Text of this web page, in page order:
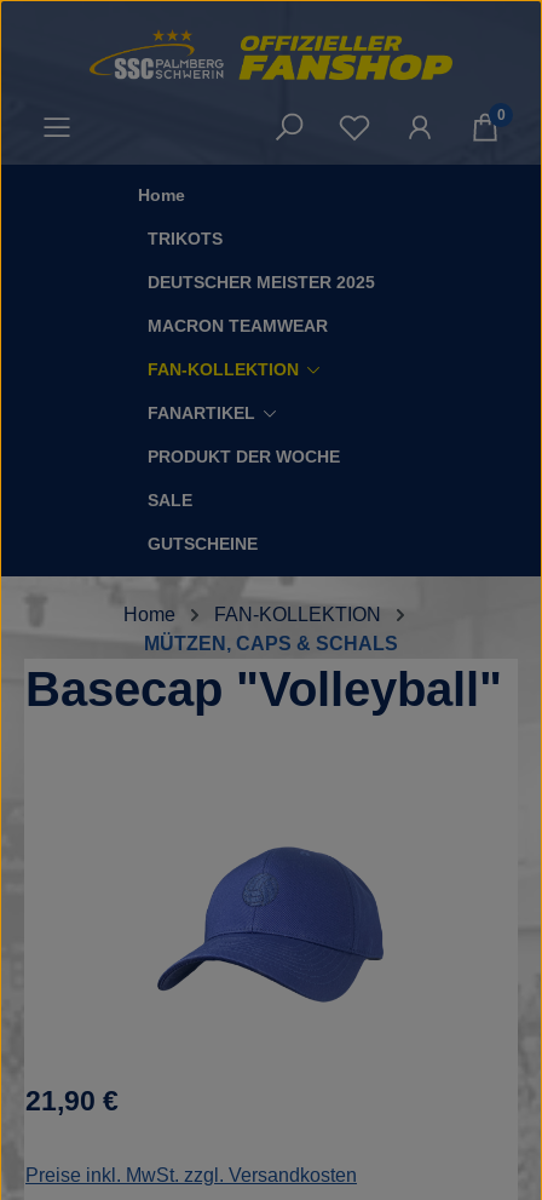
Zum Hauptinhalt springen
Du hast 0 0
Home
TRIKOTS
DEUTSCHER MEISTER 2025
MACRON TEAMWEAR
FAN-KOLLEKTION
FANARTIKEL
PRODUKT DER WOCHE
SALE
GUTSCHEINE
Home
FAN-KOLLEKTION
MÜTZEN, CAPS & SCHALS
Basecap "Volleyball"
Regulärer Preis:
21,90 €
Preise inkl. MwSt. zzgl. Versandkosten